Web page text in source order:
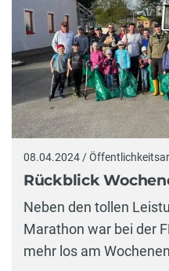
08.04.2024 /
Rückblick
Neben den tollen
Marathon war bei der
mehr los am